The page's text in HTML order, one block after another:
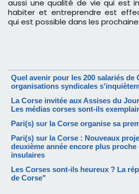
aussi une qualité de vie qui est
habiter et entreprendre est
qui est possible dans les
Quel avenir pour les 200 salariés de
organisations syndicales
La Corse invitée aux Assises du
Les médias corses sont-ils
Pari(s) sur la Corse organise sa
Pari(s) sur la Corse : Nouveaux
deuxième année encore plus
insulaires
Les Corses sont-ils heureux ? La
de Corse"